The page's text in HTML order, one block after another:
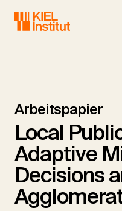
Arbeitspapier
Local
Adaptive
Decisions